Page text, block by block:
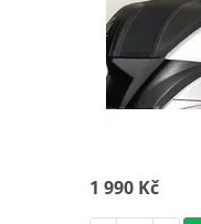
1 990 Kč